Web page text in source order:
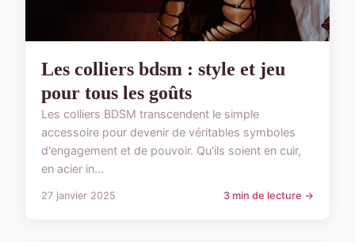
Les colliers bdsm : style et jeu
pour tous les goûts
Les colliers BDSM transcendent le simple
accessoire pour devenir de véritables symboles
d'engagement et de pouvoir. Qu'ils soient en cuir,
en acier in...
27 janvier 2025 3 min de lecture →